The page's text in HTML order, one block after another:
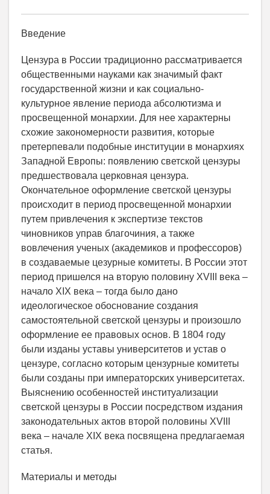
Введение
Цензура в России традиционно рассматривается
общественными науками как значимый факт
государственной жизни и как социально-
культурное явление периода абсолютизма и
просвещенной монархии. Для нее характерны
схожие закономерности развития, которые
претерпевали подобные институции в монархиях
Западной Европы: появлению светской цензуры
предшествовала церковная цензура.
Окончательное оформление светской цензуры
происходит в период просвещенной монархии
путем привлечения к экспертизе текстов
чиновников управ благочиния, а также
вовлечения ученых (академиков и профессоров)
в создаваемые цезурные комитеты. В России этот
период пришелся на вторую половину XVIII века –
начало XIX века – тогда было дано
идеологическое обоснование создания
самостоятельной светской цензуры и произошло
оформление ее правовых основ. В 1804 году
были изданы уставы университетов и устав о
цензуре, согласно которым цензурные комитеты
были созданы при императорских университетах.
Выяснению особенностей институализации
светской цензуры в России посредством издания
законодательных актов второй половины XVIII
века – начале XIX века посвящена предлагаемая
статья.
Материалы и методы